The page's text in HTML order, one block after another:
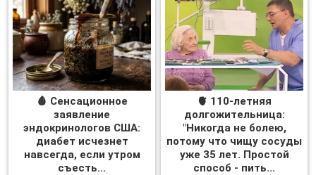
🩸 Сенсационное
заявление
эндокринологов США:
диабет исчезнет
навсегда, если утром
съесть...
🫀 110-летняя
долгожительница:
"Никогда не болею,
потому что чищу сосуды
уже 35 лет. Простой
способ - пить...